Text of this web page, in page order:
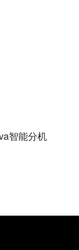
智能分机